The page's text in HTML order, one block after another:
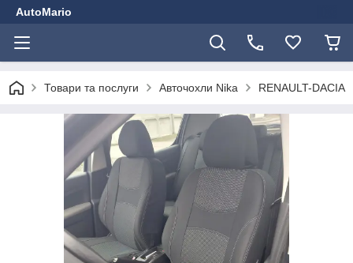
AutoMario
Товари та послуги Авточохли Nika RENAULT-DACIA